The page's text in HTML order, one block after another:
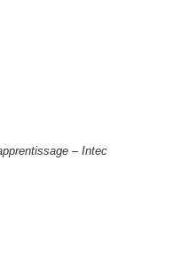
– Intec